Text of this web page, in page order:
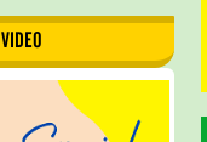
VIDEO